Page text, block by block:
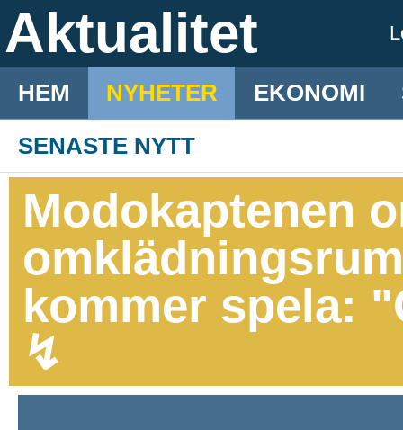
Aktualitet
HEM NYHETER EKONOMI
SENASTE NYTT
Modokaptenen
kommer spela:
↯